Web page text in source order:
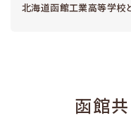
北海道函館工業高等学校
函館